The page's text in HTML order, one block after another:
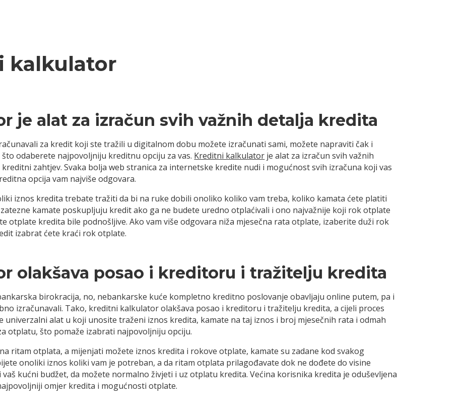
kalkulator
je alat za izračun svih važnih detalja kredita
za kredit koji ste tražili u digitalnom dobu možete izračunati sami, možete napraviti čak i
odaberete najpovoljniju kreditnu opciju za vas. Kreditni kalkulator je alat za izračun svih važnih
zahtjev. Svaka bolja web stranica za internetske kredite nudi i mogućnost svih izračuna koji vas
opcija vam najviše odgovara.
iznos kredita trebate tražiti da bi na ruke dobili onoliko koliko vam treba, koliko kamata ćete platiti
kamate poskupljuju kredit ako ga ne budete uredno otplaćivali i ono najvažnije koji rok otplate
otplate kredita bile podnošljive. Ako vam više odgovara niža mjesečna rata otplate, izaberite duži rok
izabrat ćete kraći rok otplate.
olakšava posao i kreditoru i tražitelju kredita
birokracija, no, nebankarske kuće kompletno kreditno poslovanje obavljaju online putem, pa i
izračunavali. Tako, kreditni kalkulator olakšava posao i kreditoru i tražitelju kredita, a cijeli proces
univerzalni alat u koji unosite traženi iznos kredita, kamate na taj iznos i broj mjesečnih rata i odmah
otplatu, što pomaže izabrati najpovoljniju opciju.
ritam otplata, a mijenjati možete iznos kredita i rokove otplate, kamate su zadane kod svakog
onoliki iznos koliki vam je potreban, a da ritam otplata prilagođavate dok ne dođete do visine
kućni budžet, da možete normalno živjeti i uz otplatu kredita. Većina korisnika kredita je oduševljena
omjer kredita i mogućnosti otplate.